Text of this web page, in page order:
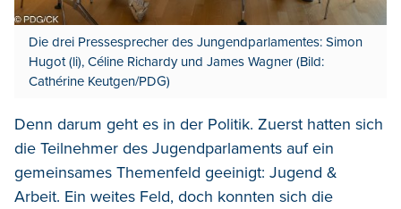
Die drei Pressesprecher des Jungendparlamentes: Simon
Hugot (li), Céline Richardy und James Wagner (Bild:
Cathérine Keutgen/PDG)
Denn darum geht es in der Politik. Zuerst hatten sich
die Teilnehmer des Jugendparlaments auf ein
gemeinsames Themenfeld geeinigt: Jugend &
Arbeit. Ein weites Feld, doch konnten sich die